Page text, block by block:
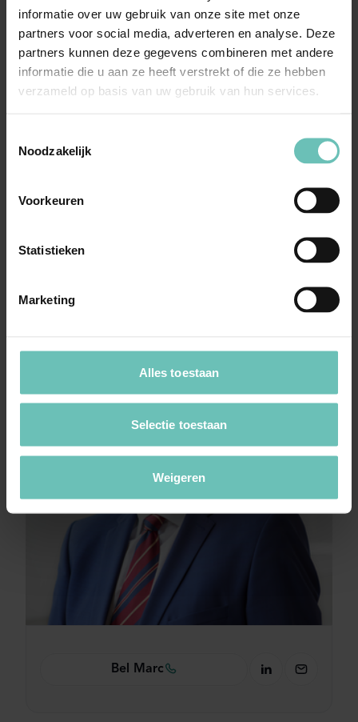
informatie over uw gebruik van onze site met onze
partners voor social media, adverteren en analyse. Deze
partners kunnen deze gegevens combineren met andere
informatie die u aan ze heeft verstrekt of die ze hebben
verzameld op basis van uw gebruik van hun services.
Noodzakelijk
Voorkeuren
Statistieken
Marketing
Alles toestaan
Selectie toestaan
Weigeren
tekortkoming van de wederpartij: Is het noodzakelijk
de wederpartij (opnieuw) in verzuim te stellen door
een ingebrekestelling? Wat moet daar dan precies
instaan? Uw verdere rechtspositie als crediteur (e.g.
schadevergoeding en/of ontbinding) wordt daardoor
Heeft u vragen naar aanleiding van deze blog of heeft u
andere ondernemingsrechtelijke vragen, neemt u dan
of met
Bel Marc